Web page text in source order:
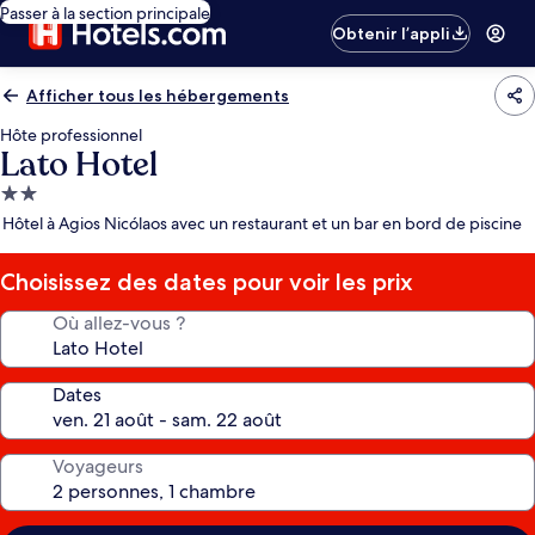
Passer à la section principale
Obtenir l’appli
Afficher tous les hébergements
Hôte professionnel
Lato Hotel
Hébergement
2.0 étoiles
Hôtel à Agios Nicólaos avec un restaurant et un bar en bord de piscine
Choisissez des dates pour voir les prix
Où allez-vous ?
Dates
Voyageurs